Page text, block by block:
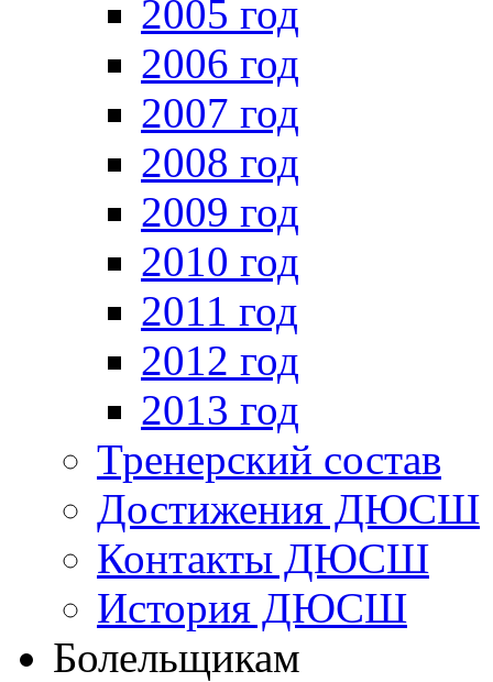
2005 год
2006 год
2007 год
2008 год
2009 год
2010 год
2011 год
2012 год
2013 год
Тренерский состав
Достижения ДЮСШ
Контакты ДЮСШ
История ДЮСШ
Болельщикам